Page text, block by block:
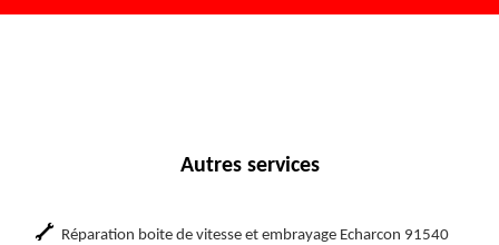
Autres services
Réparation boite de vitesse et embrayage Echarcon 91540